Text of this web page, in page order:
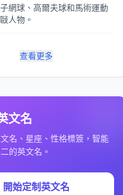
網球、高爾夫球和馬術運動
人物。
查看更多
文名
名、星座、性格標簽，智能
的英文名。
開始定制英文名